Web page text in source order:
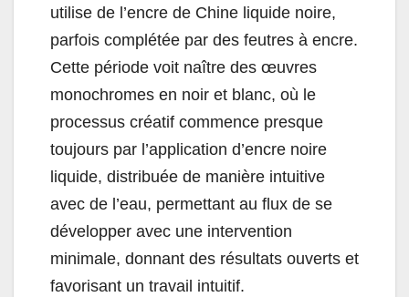
utilise de l’encre de Chine liquide noire,
parfois complétée par des feutres à encre.
Cette période voit naître des œuvres
monochromes en noir et blanc, où le
processus créatif commence presque
toujours par l’application d’encre noire
liquide, distribuée de manière intuitive
avec de l’eau, permettant au flux de se
développer avec une intervention
minimale, donnant des résultats ouverts et
favorisant un travail intuitif.